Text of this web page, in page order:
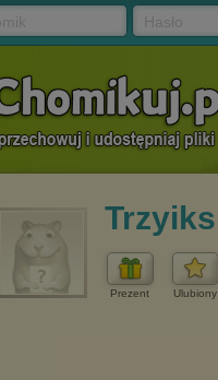
Trzyiks
Prezent Ulubiony